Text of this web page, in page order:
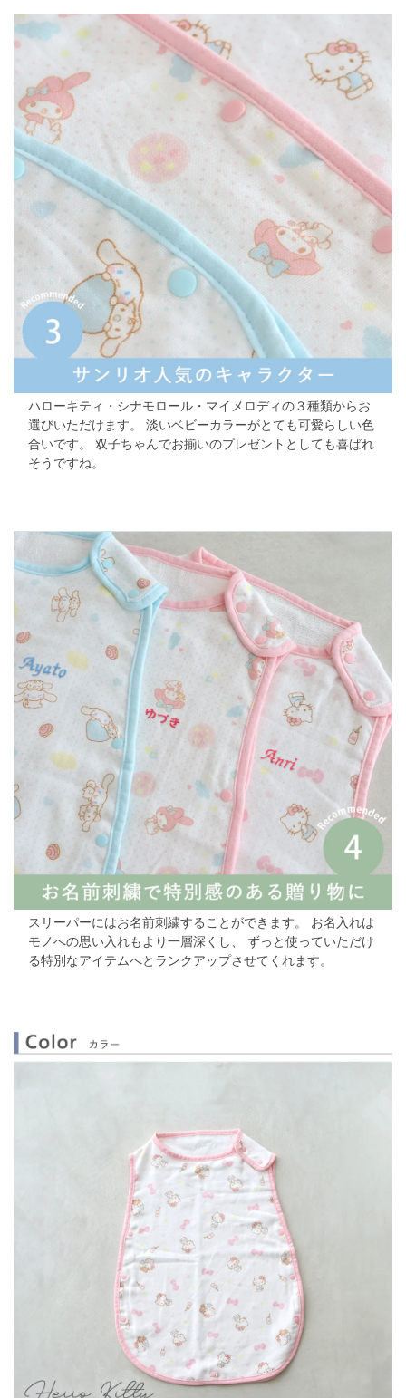
ハローキティ・シナモロール・マイメロディの３種類からお
選びいただけます。
淡いベビーカラーがとても可愛らしい色
合いです。
双子ちゃんでお揃いのプレゼントとしても喜ばれ
そうですね。
スリーパーにはお名前刺繍することができます。
お名入れは
モノへの思い入れもより一層深くし、
ずっと使っていただけ
る特別なアイテムへとランクアップさせてくれます。